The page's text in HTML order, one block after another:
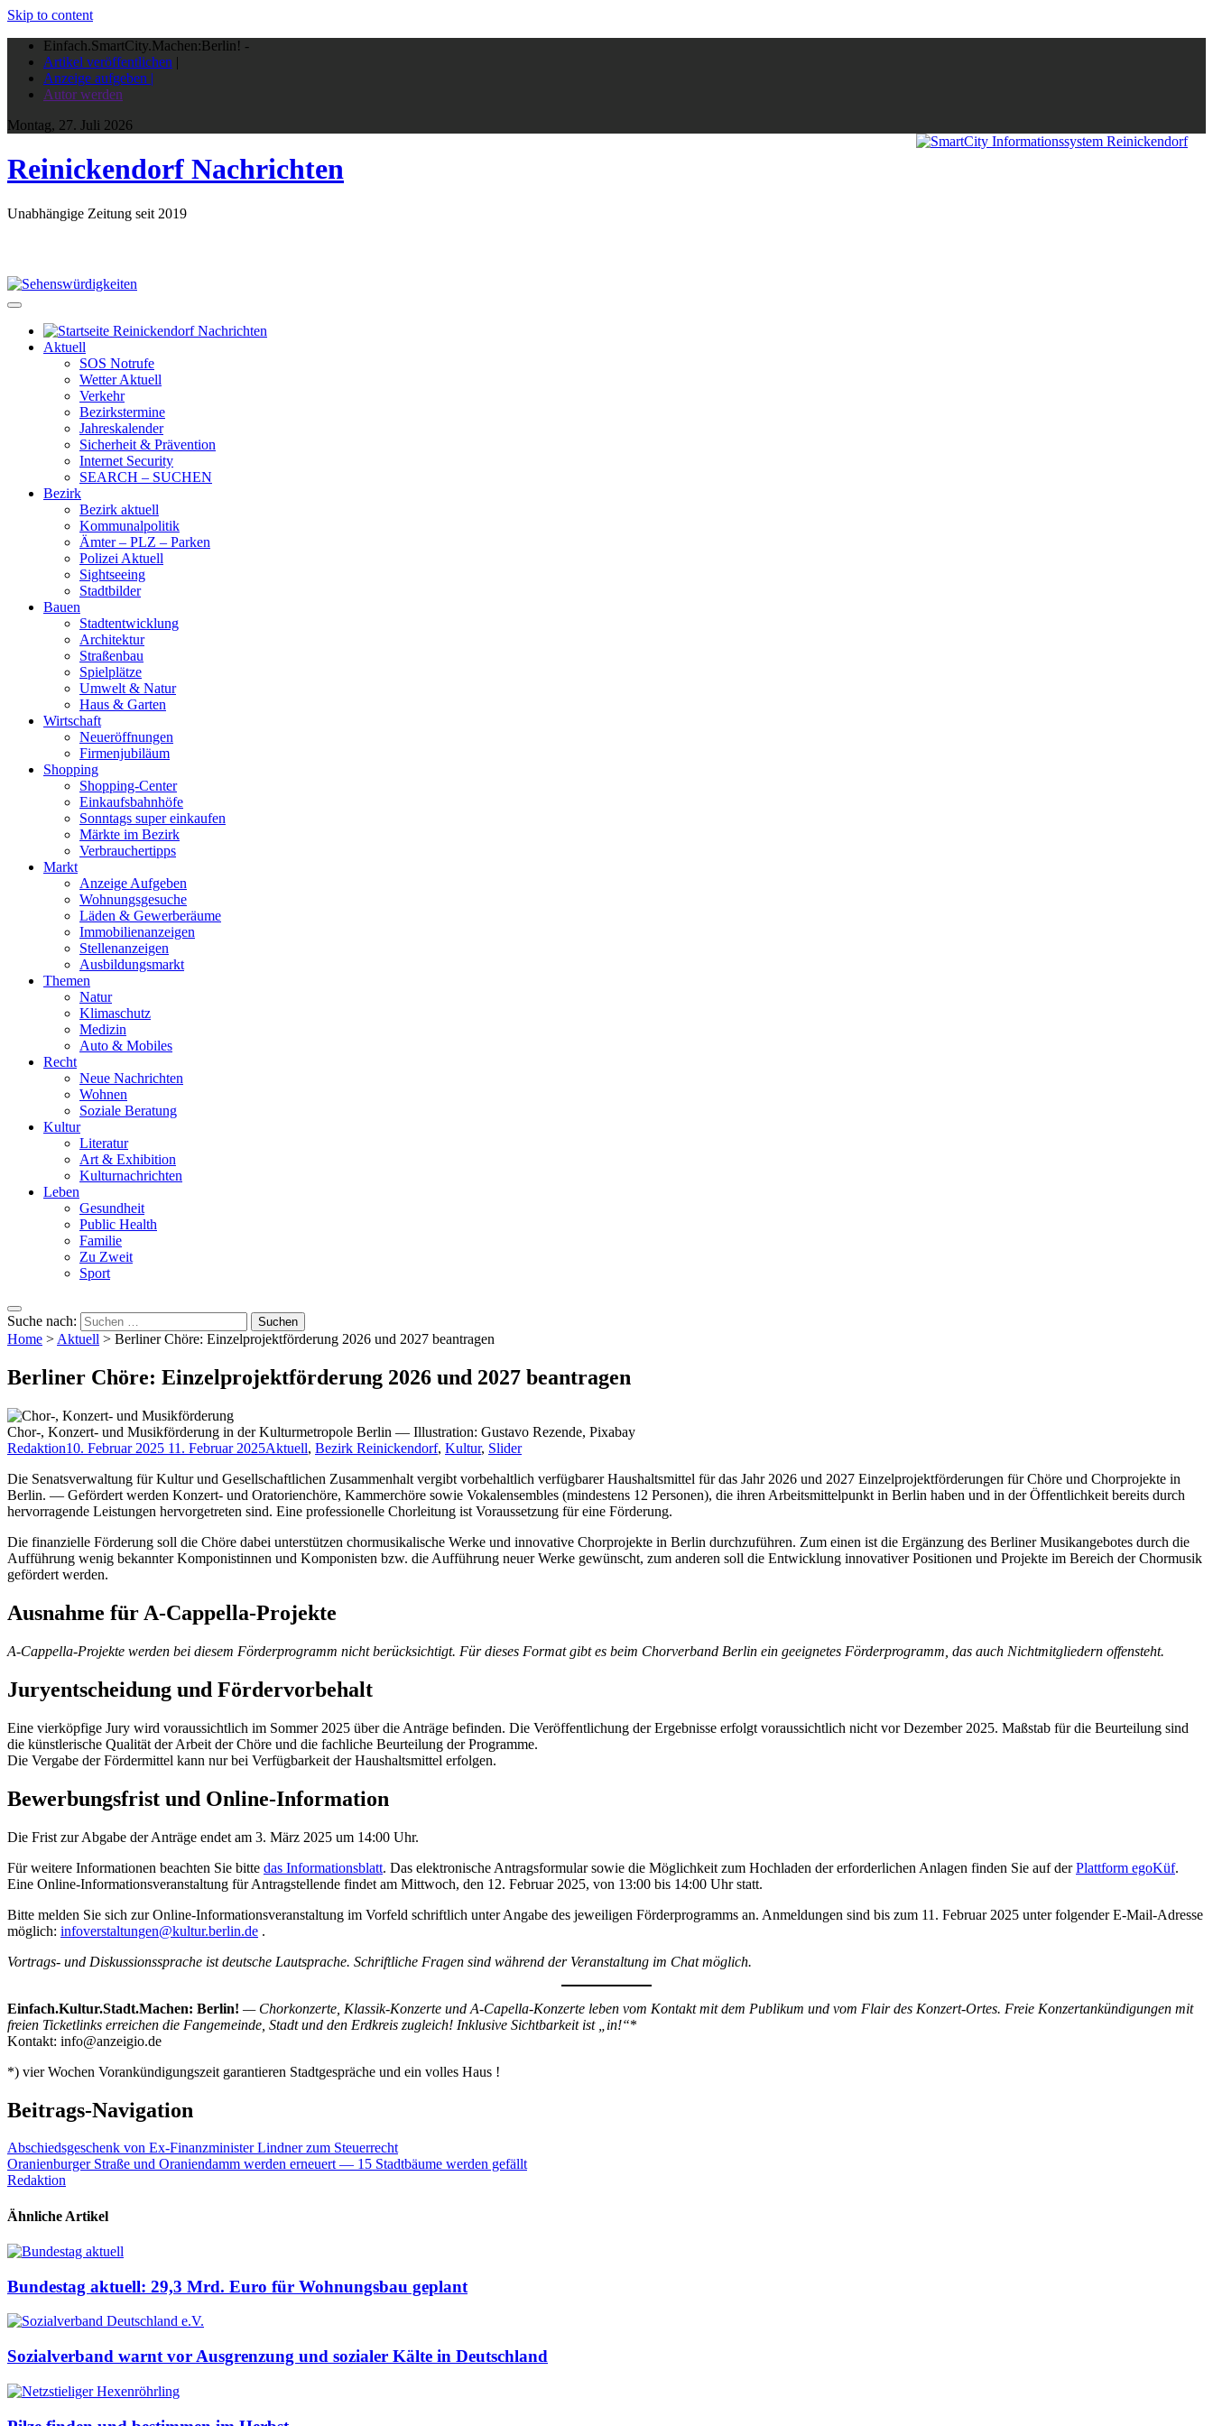
Skip to content
Einfach.SmartCity.Machen:Berlin! -
Artikel veröffentlichen |
Anzeige aufgeben |
Autor werden
Montag, 27. Juli 2026
Reinickendorf Nachrichten
Unabhängige Zeitung seit 2019
Aktuell
SOS Notrufe
Wetter Aktuell
Verkehr
Bezirkstermine
Jahreskalender
Sicherheit & Prävention
Internet Security
SEARCH – SUCHEN
Bezirk
Bezirk aktuell
Kommunalpolitik
Ämter – PLZ – Parken
Polizei Aktuell
Sightseeing
Stadtbilder
Bauen
Stadtentwicklung
Architektur
Straßenbau
Spielplätze
Umwelt & Natur
Haus & Garten
Wirtschaft
Neueröffnungen
Firmenjubiläum
Shopping
Shopping-Center
Einkaufsbahnhöfe
Sonntags super einkaufen
Märkte im Bezirk
Verbrauchertipps
Markt
Anzeige Aufgeben
Wohnungsgesuche
Läden & Gewerberäume
Immobilienanzeigen
Stellenanzeigen
Ausbildungsmarkt
Themen
Natur
Klimaschutz
Medizin
Auto & Mobiles
Recht
Neue Nachrichten
Wohnen
Soziale Beratung
Kultur
Literatur
Art & Exhibition
Kulturnachrichten
Leben
Gesundheit
Public Health
Familie
Zu Zweit
Sport
Suche nach:
Home >Aktuell > Berliner Chöre: Einzelprojektförderung 2026 und 2027 beantragen
Berliner Chöre: Einzelprojektförderung 2026 und 2027 beantragen
Chor-, Konzert- und Musikförderung in der Kulturmetropole Berlin — Illustration: Gustavo Rezende, Pixabay
Redaktion10. Februar 2025 11. Februar 2025Aktuell, Bezirk Reinickendorf, Kultur, Slider
Die Senatsverwaltung für Kultur und Gesellschaftlichen Zusammenhalt vergibt vorbehaltlich verfügbarer Haushaltsmittel für das Jahr 2026 und 2027 Einzelprojektförderungen für Chöre und Chorprojekte in
Berlin. — Gefördert werden Konzert- und Oratorienchöre, Kammerchöre sowie Vokalensembles (mindestens 12 Personen), die ihren Arbeitsmittelpunkt in Berlin haben und in der Öffentlichkeit bereits durch
hervorragende Leistungen hervorgetreten sind. Eine professionelle Chorleitung ist Voraussetzung für eine Förderung.
Die finanzielle Förderung soll die Chöre dabei unterstützen chormusikalische Werke und innovative Chorprojekte in Berlin durchzuführen. Zum einen ist die Ergänzung des Berliner Musikangebotes durch die
Aufführung wenig bekannter Komponistinnen und Komponisten bzw. die Aufführung neuer Werke gewünscht, zum anderen soll die Entwicklung innovativer Positionen und Projekte im Bereich der Chormusik
gefördert werden.
Ausnahme für A-Cappella-Projekte
A-Cappella-Projekte werden bei diesem Förderprogramm nicht berücksichtigt. Für dieses Format gibt es beim Chorverband Berlin ein geeignetes Förderprogramm, das auch Nichtmitgliedern offensteht.
Juryentscheidung und Fördervorbehalt
Eine vierköpfige Jury wird voraussichtlich im Sommer 2025 über die Anträge befinden. Die Veröffentlichung der Ergebnisse erfolgt voraussichtlich nicht vor Dezember 2025. Maßstab für die Beurteilung sind
die künstlerische Qualität der Arbeit der Chöre und die fachliche Beurteilung der Programme.
Die Vergabe der Fördermittel kann nur bei Verfügbarkeit der Haushaltsmittel erfolgen.
Bewerbungsfrist und Online-Information
Die Frist zur Abgabe der Anträge endet am 3. März 2025 um 14:00 Uhr.
Für weitere Informationen beachten Sie bitte das Informationsblatt. Das elektronische Antragsformular sowie die Möglichkeit zum Hochladen der erforderlichen Anlagen finden Sie auf derPlattform egoKüf.
Eine Online-Informationsveranstaltung für Antragstellende findet am Mittwoch, den 12. Februar 2025, von 13:00 bis 14:00 Uhr statt.
Bitte melden Sie sich zur Online-Informationsveranstaltung im Vorfeld schriftlich unter Angabe des jeweiligen Förderprogramms an. Anmeldungen sind bis zum 11. Februar 2025 unter folgender E-Mail-Adresse
möglich: infoverstaltungen@kultur.berlin.de .
Vortrags- und Diskussionssprache ist deutsche Lautsprache. Schriftliche Fragen sind während der Veranstaltung im Chat möglich.
Einfach.Kultur.Stadt.Machen: Berlin! — Chorkonzerte, Klassik-Konzerte und A-Capella-Konzerte leben vom Kontakt mit dem Publikum und vom Flair des Konzert-Ortes. Freie Konzertankündigungen mit
freien Ticketlinks erreichen die Fangemeinde, Stadt und den Erdkreis zugleich! Inklusive Sichtbarkeit ist „in!“*
Kontakt: info@anzeigio.de
*) vier Wochen Vorankündigungszeit garantieren Stadtgespräche und ein volles Haus !
Beitrags-Navigation
Abschiedsgeschenk von Ex-Finanzminister Lindner zum Steuerrecht
Oranienburger Straße und Oraniendamm werden erneuert — 15 Stadtbäume werden gefällt
Redaktion
Ähnliche Artikel
Bundestag aktuell: 29,3 Mrd. Euro für Wohnungsbau geplant
Sozialverband warnt vor Ausgrenzung und sozialer Kälte in Deutschland